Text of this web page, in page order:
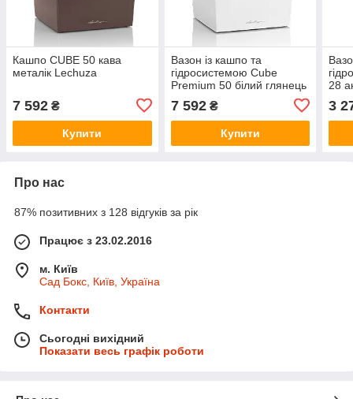
Кашпо CUBE 50 кава
металік Lechuza
7 592 ₴
Купити
Вазон із кашпо та
гідросистемою Cube
Premium 50 білий глянець
7 592₴
Купити
28
3
Про нас
87% позитивних з 128 відгуків за рік
Працює з 23.02.2016
м. Київ
Сад Бокс, Київ, Україна
Контакти
Сьогодні вихідний
Показати весь графік роботи